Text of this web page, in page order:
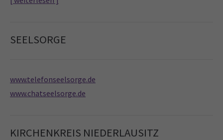
SEELSORGE
www.telefonseelsorge.de
www.chatseelsorge.de
KIRCHENKREIS NIEDERLAUSITZ